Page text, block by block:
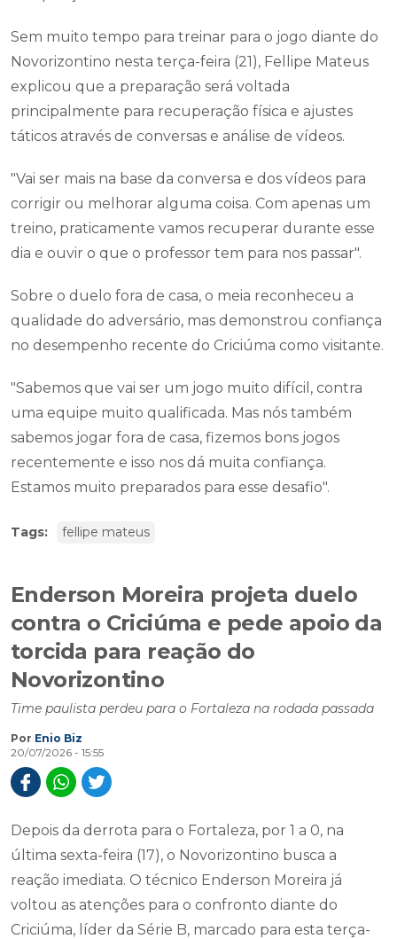
Sem muito tempo para treinar para o jogo diante do
Novorizontino nesta terça-feira (21), Fellipe Mateus
explicou que a preparação será voltada
principalmente para recuperação física e ajustes
táticos através de conversas e análise de vídeos.
"Vai ser mais na base da conversa e dos vídeos para
corrigir ou melhorar alguma coisa. Com apenas um
treino, praticamente vamos recuperar durante esse
dia e ouvir o que o professor tem para nos passar".
Sobre o duelo fora de casa, o meia reconheceu a
qualidade do adversário, mas demonstrou confiança
no desempenho recente do Criciúma como visitante.
"Sabemos que vai ser um jogo muito difícil, contra
uma equipe muito qualificada. Mas nós também
sabemos jogar fora de casa, fizemos bons jogos
recentemente e isso nos dá muita confiança.
Estamos muito preparados para esse desafio".
Tags: fellipe mateus
Enderson Moreira projeta duelo
contra o Criciúma e pede apoio da
torcida para reação do
Novorizontino
Time paulista perdeu para o Fortaleza na rodada passada
Por Enio Biz
20/07/2026 - 15:55
Depois da derrota para o Fortaleza, por 1 a 0, na
última sexta-feira (17), o Novorizontino busca a
reação imediata. O técnico Enderson Moreira já
voltou as atenções para o confronto diante do
Criciúma, líder da Série B, marcado para esta terça-